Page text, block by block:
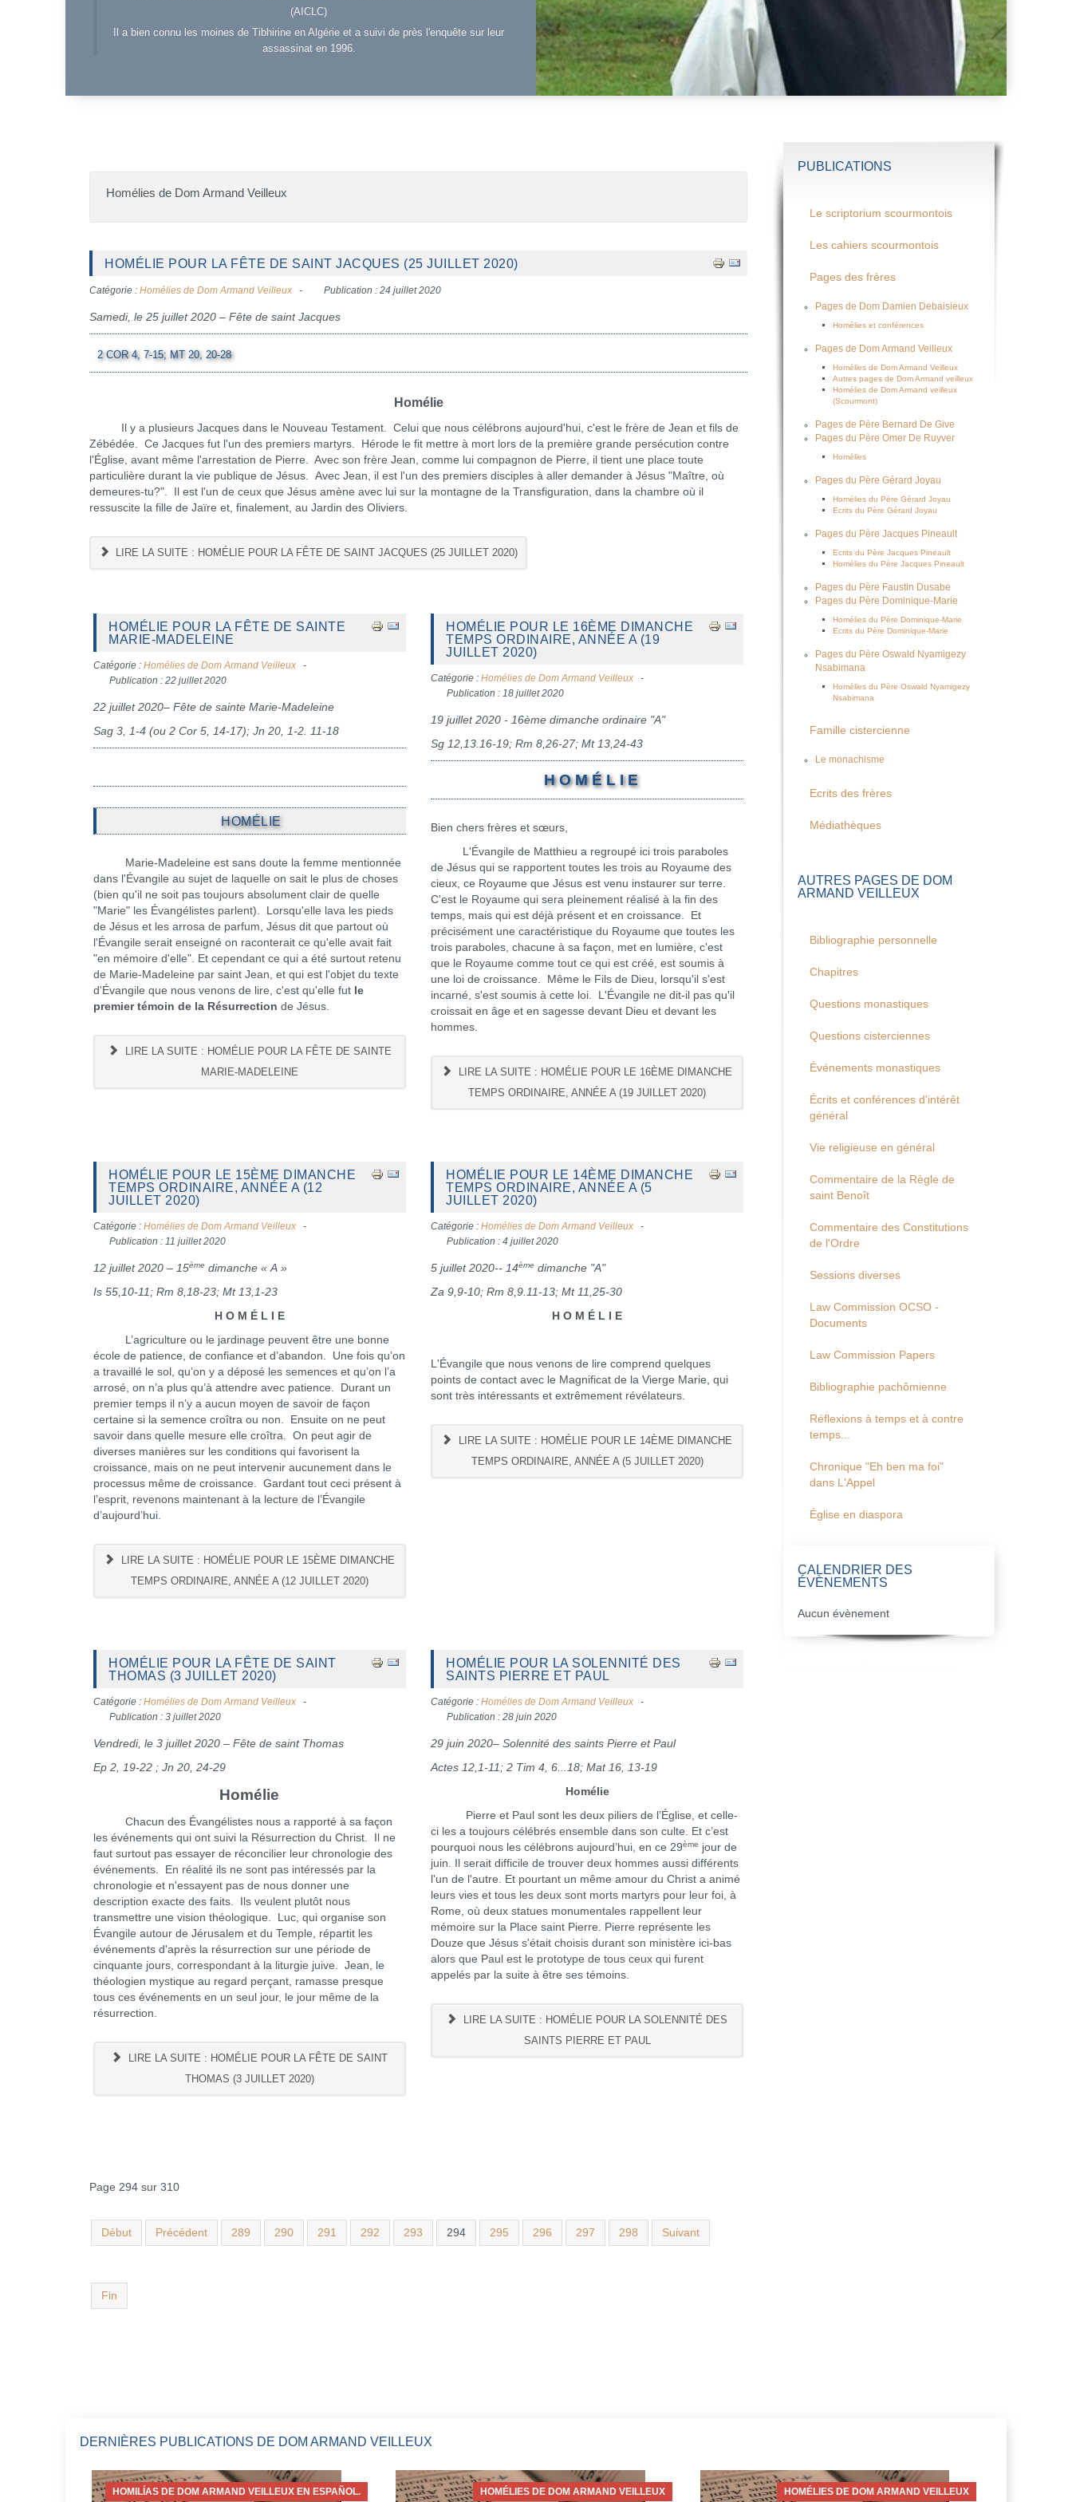
(AICLC)
Il a bien connu les moines de Tibhirine en Algérie et a suivi de près l'enquête sur leur
assassinat en 1996.
Homélies de Dom Armand Veilleux
HOMÉLIE POUR LA FÊTE DE SAINT JACQUES (25 JUILLET 2020)
Catégorie : Homélies de Dom Armand Veilleux Publication : 24 juillet 2020
Samedi, le 25 juillet 2020 – Fête de saint Jacques
2 COR 4, 7-15; MT 20, 20-28
Homélie
Il y a plusieurs Jacques dans le Nouveau Testament. Celui que nous célébrons aujourd'hui, c'est le frère de Jean et fils de
Zébédée. Ce Jacques fut l'un des premiers martyrs. Hérode le fit mettre à mort lors de la première grande persécution contre
l'Église, avant même l'arrestation de Pierre. Avec son frère Jean, comme lui compagnon de Pierre, il tient une place toute
particulière durant la vie publique de Jésus. Avec Jean, il est l'un des premiers disciples à aller demander à Jésus "Maître, où
demeures-tu?". Il est l'un de ceux que Jésus amène avec lui sur la montagne de la Transfiguration, dans la chambre où il
ressuscite la fille de Jaïre et, finalement, au Jardin des Oliviers.
LIRE LA SUITE : HOMÉLIE POUR LA FÊTE DE SAINT JACQUES (25 JUILLET 2020)
HOMÉLIE POUR LA FÊTE DE SAINTE
MARIE-MADELEINE
Catégorie : Homélies de Dom Armand Veilleux
Publication : 22 juillet 2020
22 juillet 2020– Fête de sainte Marie-Madeleine
Sag 3, 1-4 (ou 2 Cor 5, 14-17); Jn 20, 1-2. 11-18
HOMÉLIE
Marie-Madeleine est sans doute la femme mentionnée
dans l'Évangile au sujet de laquelle on sait le plus de choses
(bien qu'il ne soit pas toujours absolument clair de quelle
"Marie" les Évangélistes parlent). Lorsqu'elle lava les pieds
de Jésus et les arrosa de parfum, Jésus dit que partout où
l'Évangile serait enseigné on raconterait ce qu'elle avait fait
"en mémoire d'elle". Et cependant ce qui a été surtout retenu
de Marie-Madeleine par saint Jean, et qui est l'objet du texte
d'Évangile que nous venons de lire, c'est qu'elle fut le
premier témoin de la Résurrection de Jésus.
LIRE LA SUITE : HOMÉLIE POUR LA FÊTE DE SAINTE
MARIE-MADELEINE
HOMÉLIE POUR LE 16ÈME DIMANCHE
TEMPS ORDINAIRE, ANNÉE A (19
JUILLET 2020)
Catégorie :Homélies de Dom Armand Veilleux
Publication : 18 juillet 2020
19 juillet 2020 -16ème dimanche ordinaire "A"
Sg 12,13.16-19; Rm 8,26-27; Mt 13,24-43
H O M É L I E
Bien chers frères et sœurs,
L'Évangile de Matthieu a regroupé ici trois paraboles
de Jésus qui se rapportent toutes les trois au Royaume des
cieux, ce Royaume que Jésus est venu instaurer sur terre.
C'est le Royaume qui sera pleinement réalisé à la fin des
temps, mais qui est déjà présent et en croissance. Et
précisément une caractéristique du Royaume que toutes les
trois paraboles, chacune à sa façon, met en lumière, c'est
que le Royaume comme tout ce qui est créé, est soumis à
une loi de croissance. Même le Fils de Dieu, lorsqu'il s'est
incarné, s'est soumis à cette loi. L'Évangile ne dit-il pas qu'il
croissait en âge et en sagesse devant Dieu et devant les
hommes.
LIRE LA SUITE : HOMÉLIE POUR LE 16ÈME DIMANCHE
TEMPS ORDINAIRE, ANNÉE A (19 JUILLET 2020)
HOMÉLIE POUR LE 15ÈME DIMANCHE
TEMPS ORDINAIRE, ANNÉE A (12
JUILLET 2020)
Catégorie : Homélies de Dom Armand Veilleux
Publication : 11 juillet 2020
12 juillet 2020 – 15ème dimanche « A »
Is 55,10-11; Rm 8,18-23; Mt 13,1-23
H O M É L I E
L’agriculture ou le jardinage peuvent être une bonne
école de patience, de confiance et d’abandon. Une fois qu’on
a travaillé le sol, qu’on y a déposé les semences et qu’on l’a
arrosé, on n’a plus qu’à attendre avec patience. Durant un
premier temps il n’y a aucun moyen de savoir de façon
certaine si la semence croîtra ou non. Ensuite on ne peut
savoir dans quelle mesure elle croîtra. On peut agir de
diverses manières sur les conditions qui favorisent la
croissance, mais on ne peut intervenir aucunement dans le
processus même de croissance. Gardant tout ceci présent à
l’esprit, revenons maintenant à la lecture de l’Évangile
d’aujourd’hui.
LIRE LA SUITE : HOMÉLIE POUR LE 15ÈME DIMANCHE
TEMPS ORDINAIRE, ANNÉE A (12 JUILLET 2020)
HOMÉLIE POUR LE 14ÈME DIMANCHE
TEMPS ORDINAIRE, ANNÉE A (5
JUILLET 2020)
Catégorie :Homélies de Dom Armand Veilleux
Publication : 4 juillet 2020
5 juillet 2020-- 14ème dimanche "A"
Za 9,9-10; Rm 8,9.11-13; Mt 11,25-30
H O M É L I E
L'Évangile que nous venons de lire comprend quelques
points de contact avec le Magnificat de la Vierge Marie, qui
sont très intéressants et extrêmement révélateurs.
LIRE LA SUITE : HOMÉLIE POUR LE 14ÈME DIMANCHE
TEMPS ORDINAIRE, ANNÉE A (5 JUILLET 2020)
HOMÉLIE POUR LA FÊTE DE SAINT
THOMAS (3 JUILLET 2020)
Catégorie : Homélies de Dom Armand Veilleux
Publication : 3 juillet 2020
Vendredi, le 3 juillet 2020 – Fête de saint Thomas
Ep 2, 19-22 ; Jn 20, 24-29
Homélie
Chacun des Évangélistes nous a rapporté à sa façon
les événements qui ont suivi la Résurrection du Christ. Il ne
faut surtout pas essayer de réconcilier leur chronologie des
événements. En réalité ils ne sont pas intéressés par la
chronologie et n'essayent pas de nous donner une
description exacte des faits. Ils veulent plutôt nous
transmettre une vision théologique. Luc, qui organise son
Évangile autour de Jérusalem et du Temple, répartit les
événements d'après la résurrection sur une période de
cinquante jours, correspondant à la liturgie juive. Jean, le
théologien mystique au regard perçant, ramasse presque
tous ces événements en un seul jour, le jour même de la
résurrection.
LIRE LA SUITE : HOMÉLIE POUR LA FÊTE DE SAINT
THOMAS (3 JUILLET 2020)
HOMÉLIE POUR LA SOLENNITÉ DES
SAINTS PIERRE ET PAUL
Catégorie :Homélies de Dom Armand Veilleux
Publication : 28 juin 2020
29 juin 2020– Solennité des saints Pierre et Paul
Actes 12,1-11; 2 Tim 4, 6...18; Mat 16, 13-19
Homélie
Pierre et Paul sont les deux piliers de l’Église, et celle-
ci les a toujours célébrés ensemble dans son culte. Et c’est
pourquoi nous les célébrons aujourd’hui, en ce 29ème jour de
juin. Il serait difficile de trouver deux hommes aussi différents
l'un de l'autre. Et pourtant un même amour du Christ a animé
leurs vies et tous les deux sont morts martyrs pour leur foi, à
Rome, où deux statues monumentales rappellent leur
mémoire sur la Place saint Pierre. Pierre représente les
Douze que Jésus s'était choisis durant son ministère ici-bas
alors que Paul est le prototype de tous ceux qui furent
appelés par la suite à être ses témoins.
LIRE LA SUITE : HOMÉLIE POUR LA SOLENNITÉ DES
SAINTS PIERRE ET PAUL
Page 294 sur 310
Début Précédent 289 290 291 292 293 294 295 296 297 298 Suivant
Fin
PUBLICATIONS
Le scriptorium scourmontois
Les cahiers scourmontois
Pages des frères
Pages de Dom Damien Debaisieux
Homélies et conférences
Pages de Dom Armand Veilleux
Homélies de Dom Armand Veilleux
Autres pages de Dom Armand veilleux
Homélies de Dom Armand veilleux
(Scourmont)
Pages de Père Bernard De Give
Pages du Père Omer De Ruyver
Homélies
Pages du Père Gérard Joyau
Homélies du Père Gérard Joyau
Ecrits du Père Gérard Joyau
Pages du Père Jacques Pineault
Ecrits du Père Jacques Pineault
Homélies du Père Jacques Pineault
Pages du Père Faustin Dusabe
Pages du Père Dominique-Marie
Homélies du Père Dominique-Marie
Ecrits du Père Dominique-Marie
Pages du Père Oswald Nyamigezy
Nsabimana
Homélies du Père Oswald Nyamigezy
Nsabimana
Famille cistercienne
Le monachisme
Ecrits des frères
Médiathèques
AUTRES PAGES DE DOM
ARMAND VEILLEUX
Bibliographie personnelle
Chapitres
Questions monastiques
Questions cisterciennes
Événements monastiques
Écrits et conférences d'intérêt
général
Vie religieuse en général
Commentaire de la Règle de
saint Benoît
Commentaire des Constitutions
de l'Ordre
Sessions diverses
Law Commission OCSO -
Documents
Law Commission Papers
Bibliographie pachômienne
Réflexions à temps et à contre
temps...
Chronique "Eh ben ma foi"
dans L'Appel
Église en diaspora
CALENDRIER DES
ÉVÈNEMENTS
Aucun évènement
DERNIÈRES PUBLICATIONS DE DOM ARMAND VEILLEUX
HOMILÍAS DE DOM ARMAND VEILLEUX EN ESPAÑOL. HOMÉLIES DE DOM ARMAND VEILLEUX HOMÉLIES DE DOM ARMAND VEILLEUX